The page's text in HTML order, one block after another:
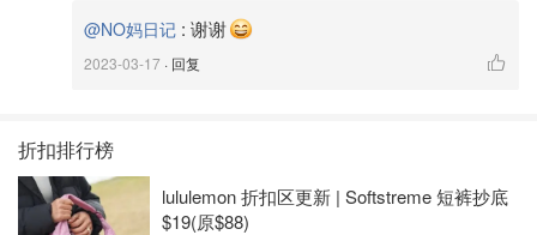
@NO妈日记 : 谢谢
2023-03-17 · 回复
折扣排行榜
lululemon 折扣区更新 | Softstreme 短裤抄底
$19(原$88)